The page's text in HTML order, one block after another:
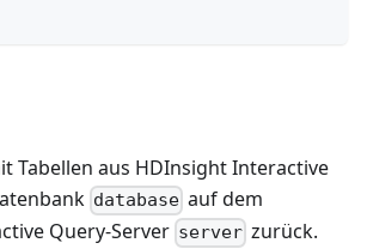
Tabellen aus HDInsight Interactive
database auf dem
Query-Server server zurück.